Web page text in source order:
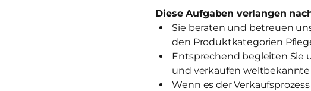
Diese Aufgaben verlangen
Sie beraten und betreuen
den Produktkategorien
Entsprechend begleiten Sie
und verkaufen
Wenn es der